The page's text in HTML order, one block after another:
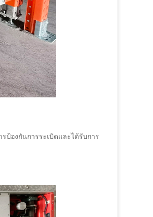
ป้องกันการระเบิดและได้รับการ